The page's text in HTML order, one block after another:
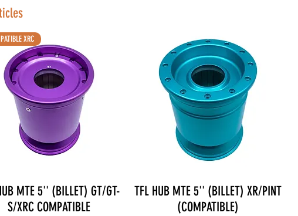
Aperçu rapide
XRC
MTE 5'' (BILLET) GT/GT-
S/XRC COMPATIBLE
Aperçu rapide
TFL HUB MTE 5'' (BILLET) XR/PINT
(COMPATIBLE)